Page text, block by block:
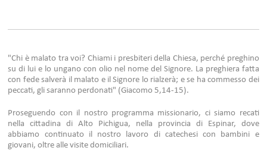
"Chi è malato tra voi? Chiami i presbiteri della Chiesa, perché preghino
su di lui e lo ungano con olio nel nome del Signore. La preghiera fatta
con fede salverà il malato e il Signore lo rialzerà; e se ha commesso dei
peccati, gli saranno perdonati" (Giacomo 5,14-15).
Proseguendo con il nostro programma missionario, ci siamo recati
nella cittadina di Alto Pichigua, nella provincia di Espinar, dove
abbiamo continuato il nostro lavoro di catechesi con bambini e
giovani, oltre alle visite domiciliari.